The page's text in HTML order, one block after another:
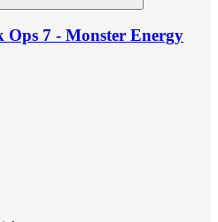
7 - Monster Energy